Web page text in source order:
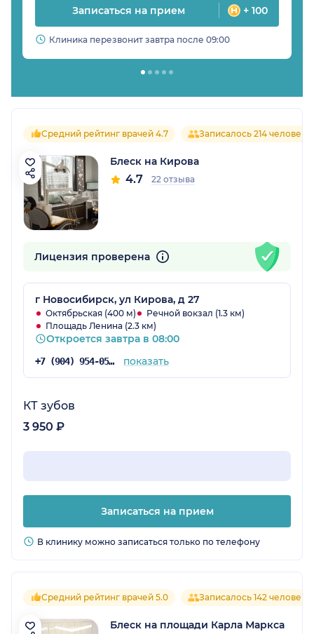
Записаться на прием + 100
Клиника перезвонит завтра после 09:00
Средний рейтинг врачей 4.7 Записалось 214 человек
Блеск на Кирова
4.7 22 отзыва
Лицензия проверена
г Новосибирск, ул Кирова, д 27
Октябрьская (400 м)
Речной вокзал (1.3 км)
Площадь Ленина (2.3 км)
Откроется завтра в 08:00
+7 (904) 954-05-12 показать
КТ зубов
3 950 ₽
Записаться на прием
В клинику можно записаться только по телефону
Средний рейтинг врачей 5.0 Записалось 142 человека
Блеск на площади Карла Маркса